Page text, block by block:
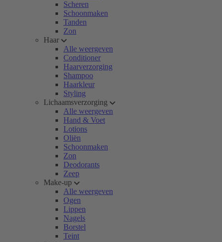
Scheren
Schoonmaken
Tanden
Zon
Haar
Alle weergeven
Conditioner
Haarverzorging
Shampoo
Haarkleur
Styling
Lichaamsverzorging
Alle weergeven
Hand & Voet
Lotions
Oliën
Schoonmaken
Zon
Deodorants
Zeep
Make-up
Alle weergeven
Ogen
Lippen
Nagels
Borstel
Teint